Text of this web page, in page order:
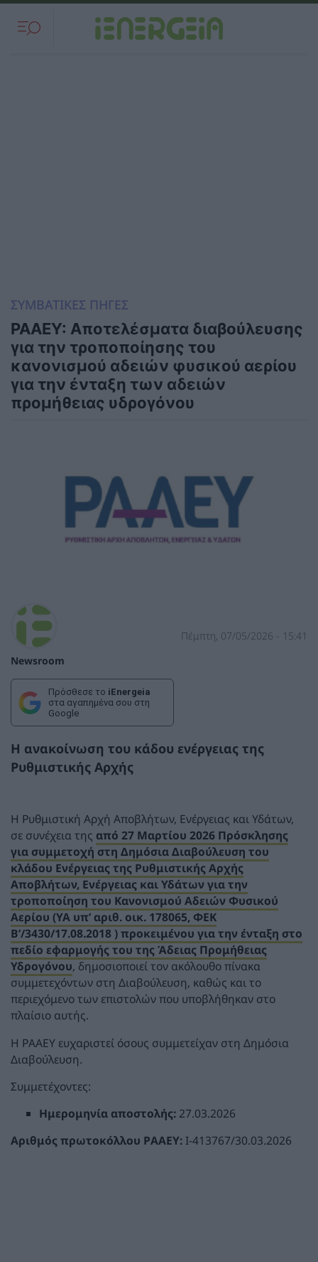
ΣΥΜΒΑΤΙΚΕΣ ΠΗΓΕΣ
ΡΑΑΕΥ: Αποτελέσματα διαβούλευσης
για την τροποποίησης του
κανονισμού αδειών φυσικού αερίου
για την ένταξη των αδειών
προμήθειας υδρογόνου
Newsroom
Πέμπτη, 07/05/2026 - 15:41
Πρόσθεσε το iEnergeia
στα αγαπημένα σου στη
Google
Η ανακοίνωση του κάδου ενέργειας της
Ρυθμιστικής Αρχής
Η Ρυθμιστική Αρχή Αποβλήτων, Ενέργειας και Υδάτων,
σε συνέχεια της από 27 Μαρτίου 2026 Πρόσκλησης
για συμμετοχή στη Δημόσια Διαβούλευση του
κλάδου Ενέργειας της Ρυθμιστικής Αρχής
Αποβλήτων, Ενέργειας και Υδάτων για την
τροποποίηση του Κανονισμού Αδειών Φυσικού
Αερίου (ΥΑ υπ’ αριθ. οικ. 178065, ΦΕΚ
Β’/3430/17.08.2018 ) προκειμένου για την ένταξη στο
πεδίο εφαρμογής του της Άδειας Προμήθειας
Υδρογόνου, δημοσιοποιεί τον ακόλουθο πίνακα
συμμετεχόντων στη Διαβούλευση, καθώς και το
περιεχόμενο των επιστολών που υποβλήθηκαν στο
πλαίσιο αυτής.
Η ΡAΑΕY ευχαριστεί όσους συμμετείχαν στη Δημόσια
Διαβούλευση.
Συμμετέχοντες:
Ημερομηνία αποστολής: 27.03.2026
Αριθμός πρωτοκόλλου ΡΑΑΕΥ: Ι-413767/30.03.2026